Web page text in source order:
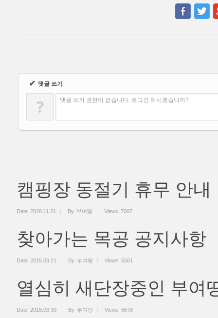
✔ 댓글 쓰기
? 댓글 쓰기 권한이 없습니다. 로그인 하시겠습니까?
캠핑장 동절기 휴무 안내
Date 2020.11.21 By 부여땅 Views 7007
찾아가는 목공 공지사항
Date 2015.09.21 By 부여땅 Views 5561
열심히 새단장중인 부여
Date 2018.03.30 By 부여땅 Views 6678